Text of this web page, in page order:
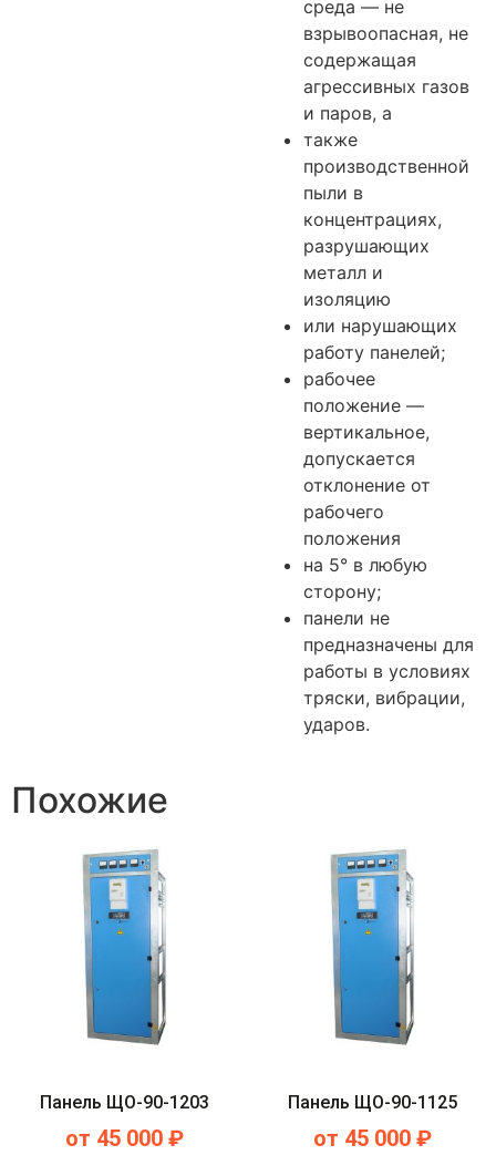
среда — не
взрывоопасная, не
содержащая
агрессивных газов
и паров, а
также
производственной
пыли в
концентрациях,
разрушающих
металл и
изоляцию
или нарушающих
работу панелей;
рабочее
положение —
вертикальное,
допускается
отклонение от
рабочего
положения
на 5° в любую
сторону;
панели не
предназначены для
работы в условиях
тряски, вибрации,
ударов.
Похожие
Панель ЩО-90-1203
от 45 000 ₽
Панель ЩО-90-1125
от 45 000 ₽